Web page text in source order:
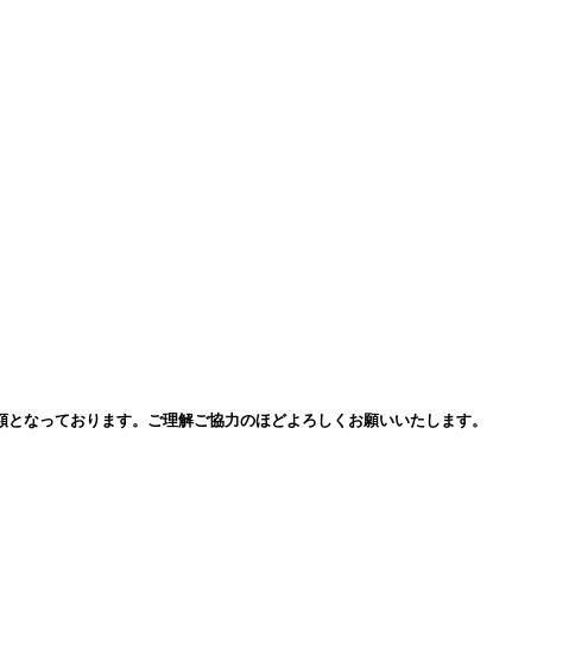
なっております。ご理解ご協力のほどよろしくお願いいたします。